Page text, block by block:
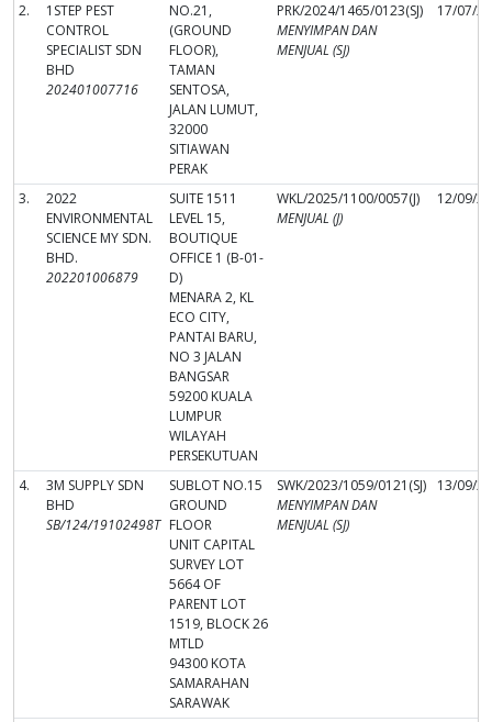
2.
1STEP PEST
CONTROL
SPECIALIST SDN
BHD
202401007716
NO.21,
(GROUND
FLOOR),
TAMAN
SENTOSA,
JALAN LUMUT,
32000
SITIAWAN
PERAK
PRK/2024/1465/0123(SJ)
MENYIMPAN DAN
MENJUAL (SJ)
17/07/
3.
2022
ENVIRONMENTAL
SCIENCE MY SDN.
BHD.
202201006879
SUITE 1511
LEVEL 15,
BOUTIQUE
OFFICE 1 (B-01-
D)
MENARA 2, KL
ECO CITY,
PANTAI BARU,
NO 3 JALAN
BANGSAR
59200 KUALA
LUMPUR
WILAYAH
PERSEKUTUAN
WKL/2025/1100/0057(J)
MENJUAL (J)
12/09/
4.
3M SUPPLY SDN
BHD
SB/124/19102498T
SUBLOT NO.15
GROUND
FLOOR
UNIT CAPITAL
SURVEY LOT
5664 OF
PARENT LOT
1519, BLOCK 26
MTLD
94300 KOTA
SAMARAHAN
SARAWAK
SWK/2023/1059/0121(SJ)
MENYIMPAN DAN
MENJUAL (SJ)
13/09/